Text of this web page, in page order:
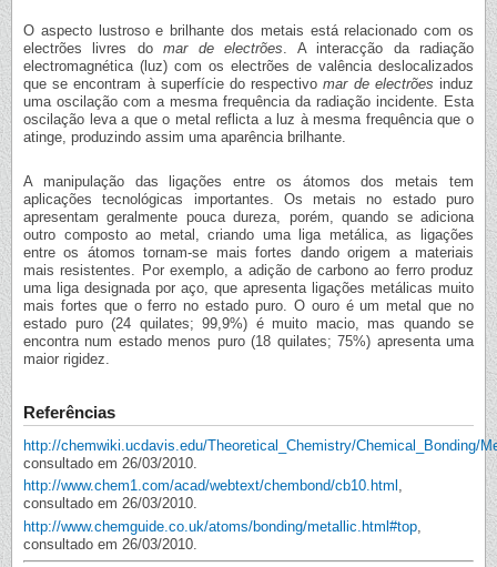
O aspecto lustroso e brilhante dos metais está relacionado com os
electrões livres domar de electrões . A interacção da radiação
electromagnética (luz) com os electrões de valência deslocalizados
que se encontram à superfície do respectivomar de electrões induz
uma oscilação com a mesma frequência da radiação incidente. Esta
oscilação leva a que o metal reflicta a luz à mesma frequência que o
atinge, produzindo assim uma aparência brilhante.
A manipulação das ligações entre os átomos dos metais tem
aplicações tecnológicas importantes. Os metais no estado puro
apresentam geralmente pouca dureza, porém, quando se adiciona
outro composto ao metal, criando uma liga metálica, as ligações
entre os átomos tornam-se mais fortes dando origem a materiais
mais resistentes. Por exemplo, a adição de carbono ao ferro produz
uma liga designada por aço, que apresenta ligações metálicas muito
mais fortes que o ferro no estado puro. O ouro é um metal que no
estado puro (24 quilates; 99,9%) é muito macio, mas quando se
encontra num estado menos puro (18 quilates; 75%) apresenta uma
maior rigidez.
Referências
http://chemwiki.ucdavis.edu/Theoretical_Chemistry/Chemical_Bonding/
consultado em 26/03/2010.
http://www.chem1.com/acad/webtext/chembond/cb10.html ,
consultado em 26/03/2010.
http://www.chemguide.co.uk/atoms/bonding/metallic.html#top
consultado em 26/03/2010.